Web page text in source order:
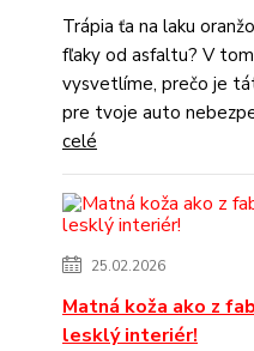
Trápia ťa na laku
fľaky od asfaltu? V
vysvetlíme, prečo je
pre tvoje auto
celé
25.02.2026
Matná koža ako z
lesklý interiér!